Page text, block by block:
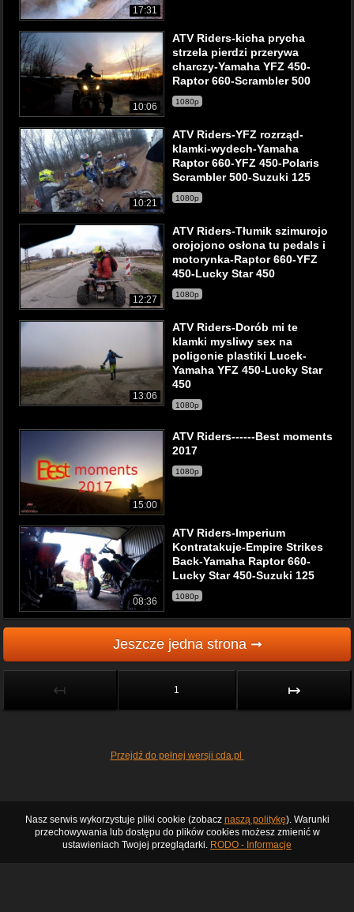
17:31
10:06
ATV Riders-kicha prycha
strzela pierdzi przerywa
charczy-Yamaha YFZ 450-
Raptor 660-Scrambler 500
1080p
10:21
ATV Riders-YFZ rozrząd-
klamki-wydech-Yamaha
Raptor 660-YFZ 450-Polaris
Scrambler 500-Suzuki 125
1080p
12:27
ATV Riders-Tłumik szimurojo
orojojono osłona tu pedals i
motorynka-Raptor 660-YFZ
450-Lucky Star 450
1080p
13:06
ATV Riders-Dorób mi te
klamki mysliwy sex na
poligonie plastiki Lucek-
Yamaha YFZ 450-Lucky Star
450
1080p
15:00
ATV Riders------Best moments
2017
1080p
08:36
ATV Riders-Imperium
Kontratakuje-Empire Strikes
Back-Yamaha Raptor 660-
Lucky Star 450-Suzuki 125
1080p
Jeszcze jedna strona ➞
↤ 1 ↦
Przejdź do pełnej wersji cda.pl
Nasz serwis wykorzystuje pliki cookie (zobacz naszą politykę). Warunki
przechowywania lub dostępu do plików cookies możesz zmienić w
ustawieniach Twojej przeglądarki. RODO - Informacje